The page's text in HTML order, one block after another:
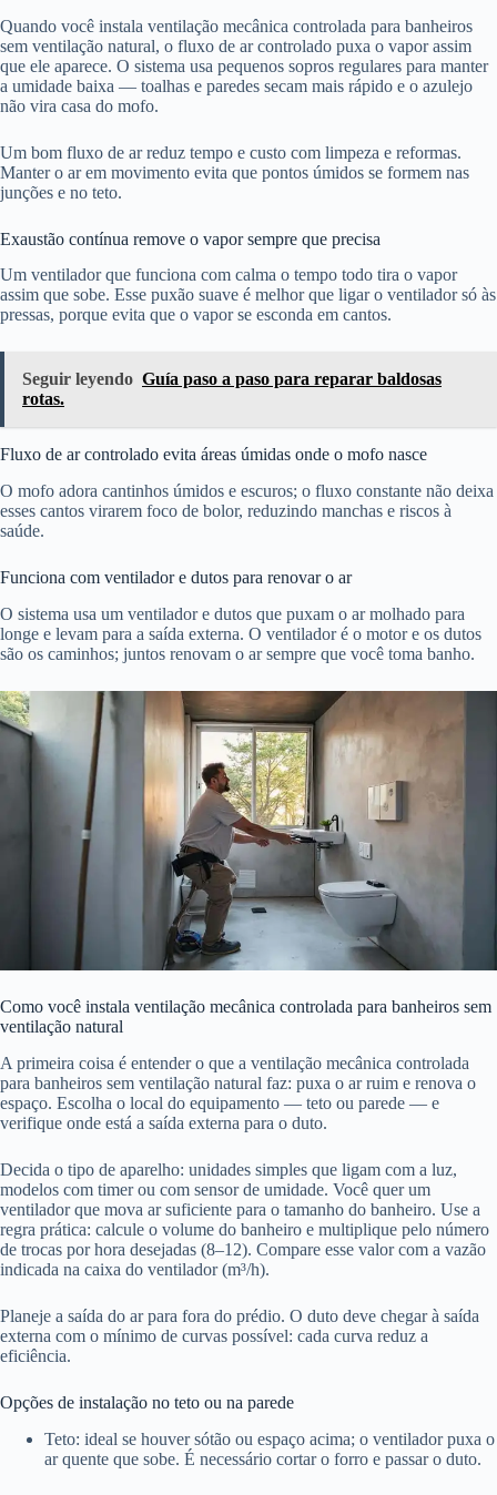
Quando você instala ventilação mecânica controlada para banheiros
sem ventilação natural, o fluxo de ar controlado puxa o vapor assim
que ele aparece. O sistema usa pequenos sopros regulares para manter
a umidade baixa — toalhas e paredes secam mais rápido e o azulejo
não vira casa do mofo.
Um bom fluxo de ar reduz tempo e custo com limpeza e reformas.
Manter o ar em movimento evita que pontos úmidos se formem nas
junções e no teto.
Exaustão contínua remove o vapor sempre que precisa
Um ventilador que funciona com calma o tempo todo tira o vapor
assim que sobe. Esse puxão suave é melhor que ligar o ventilador só às
pressas, porque evita que o vapor se esconda em cantos.
Seguir leyendo Guía paso a paso para reparar baldosas
rotas.
Fluxo de ar controlado evita áreas úmidas onde o mofo nasce
O mofo adora cantinhos úmidos e escuros; o fluxo constante não deixa
esses cantos virarem foco de bolor, reduzindo manchas e riscos à
saúde.
Funciona com ventilador e dutos para renovar o ar
O sistema usa um ventilador e dutos que puxam o ar molhado para
longe e levam para a saída externa. O ventilador é o motor e os dutos
são os caminhos; juntos renovam o ar sempre que você toma banho.
Como você instala ventilação mecânica controlada para banheiros sem
ventilação natural
A primeira coisa é entender o que a ventilação mecânica controlada
para banheiros sem ventilação natural faz: puxa o ar ruim e renova o
espaço. Escolha o local do equipamento — teto ou parede — e
verifique onde está a saída externa para o duto.
Decida o tipo de aparelho: unidades simples que ligam com a luz,
modelos com timer ou com sensor de umidade. Você quer um
ventilador que mova ar suficiente para o tamanho do banheiro. Use a
regra prática: calcule o volume do banheiro e multiplique pelo número
de trocas por hora desejadas (8–12). Compare esse valor com a vazão
indicada na caixa do ventilador (m³/h).
Planeje a saída do ar para fora do prédio. O duto deve chegar à saída
externa com o mínimo de curvas possível: cada curva reduz a
eficiência.
Opções de instalação no teto ou na parede
Teto: ideal se houver sótão ou espaço acima; o ventilador puxa o
ar quente que sobe. É necessário cortar o forro e passar o duto.